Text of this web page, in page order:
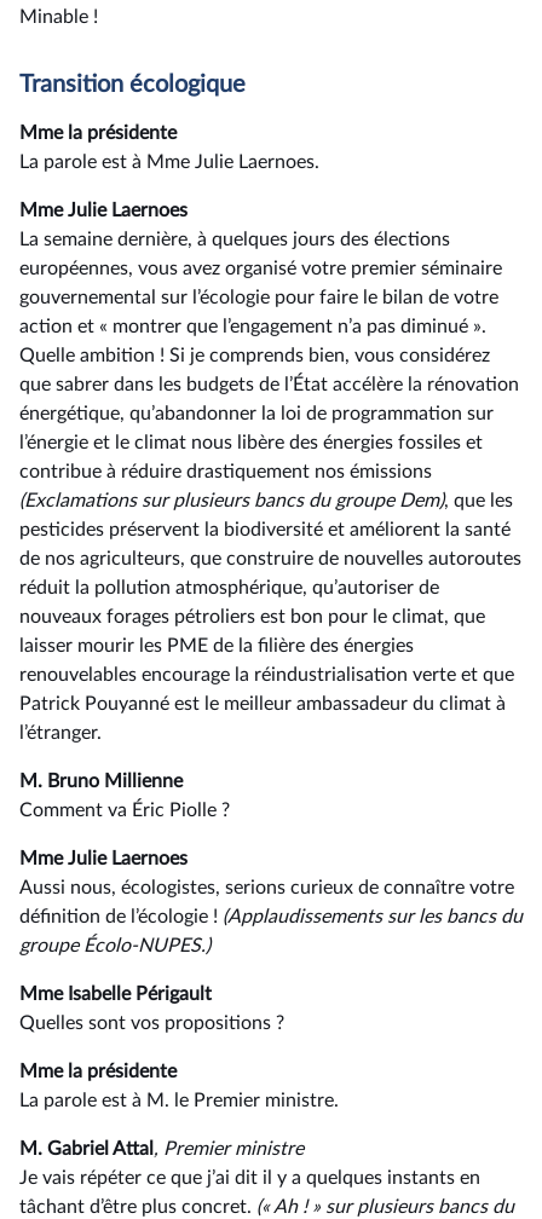
Minable !
Transition écologique
Mme la présidente
La parole est à Mme Julie Laernoes.
Mme Julie Laernoes
La semaine dernière, à quelques jours des élections
européennes, vous avez organisé votre premier séminaire
gouvernemental sur l’écologie pour faire le bilan de votre
action et « montrer que l’engagement n’a pas diminué ».
Quelle ambition ! Si je comprends bien, vous considérez
que sabrer dans les budgets de l’État accélère la rénovation
énergétique, qu’abandonner la loi de programmation sur
l’énergie et le climat nous libère des énergies fossiles et
contribue à réduire drastiquement nos émissions
(Exclamations sur plusieurs bancs du groupe Dem), que les
pesticides préservent la biodiversité et améliorent la santé
de nos agriculteurs, que construire de nouvelles autoroutes
réduit la pollution atmosphérique, qu’autoriser de
nouveaux forages pétroliers est bon pour le climat, que
laisser mourir les PME de la filière des énergies
renouvelables encourage la réindustrialisation verte et que
Patrick Pouyanné est le meilleur ambassadeur du climat à
l’étranger.
M. Bruno Millienne
Comment va Éric Piolle ?
Mme Julie Laernoes
Aussi nous, écologistes, serions curieux de connaître votre
définition de l’écologie ! (Applaudissements sur les bancs du
groupe Écolo-NUPES.)
Mme Isabelle Périgault
Quelles sont vos propositions ?
Mme la présidente
La parole est à M. le Premier ministre.
M. Gabriel Attal , Premier ministre
Je vais répéter ce que j’ai dit il y a quelques instants en
tâchant d’être plus concret. (« Ah ! » sur plusieurs bancs du